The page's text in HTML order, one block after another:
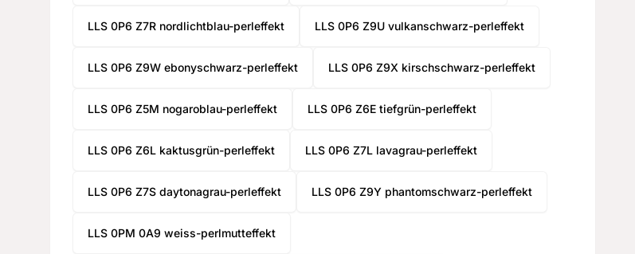
LLS 0P6 Z7R nordlichtblau-perleffekt LLS 0P6 Z9U vulkanschwarz-perleffekt
LLS 0P6 Z9W ebonyschwarz-perleffekt LLS 0P6 Z9X kirschschwarz-perleffekt
LLS 0P6 Z5M nogaroblau-perleffekt LLS 0P6 Z6E tiefgrün-perleffekt
LLS 0P6 Z6L kaktusgrün-perleffekt LLS 0P6 Z7L lavagrau-perleffekt
LLS 0P6 Z7S daytonagrau-perleffekt LLS 0P6 Z9Y phantomschwarz-perleffekt
LLS 0PM 0A9 weiss-perlmutteffekt